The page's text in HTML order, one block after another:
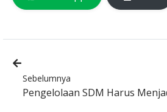
Sebelumnya
Pengelolaan SDM Harus